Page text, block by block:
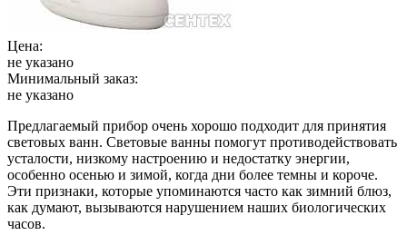
Цена:
не указано
Минимальный заказ:
не указано
Предлагаемый прибор очень хорошо подходит для принятия
световых ванн. Световые ванны помогут противодействовать
усталости, низкому настроению и недостатку энергии,
особенно осенью и зимой, когда дни более темны и короче.
Эти признаки, которые упоминаются часто как зимний блюз,
как думают, вызываются нарушением наших биологических
часов.